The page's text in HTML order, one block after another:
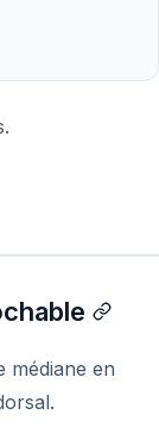
médiane en